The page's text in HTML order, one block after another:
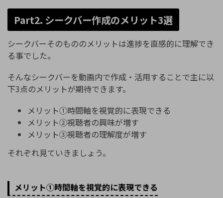
Part2. シークバー作成のメリット3選
シークバーそのもののメリットは進捗を直感的に理解でき
る事でした。
そんなシークバーを動画内で作成・活用することで主に以
下3点のメリットが期待できます。
メリット①時間軸を視覚的に表現できる
メリット②視聴者の興味が増す
メリット③視聴者の理解度が増す
それぞれ見ていきましょう。
メリット①時間軸を視覚的に表現できる